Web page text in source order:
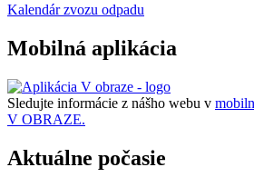
Kalendár zvozu odpadu
Mobilná aplikácia
Sledujte informácie z nášho webu v
V OBRAZE.
Aktuálne počasie